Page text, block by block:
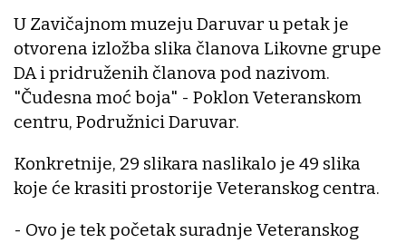
U Zavičajnom muzeju Daruvar u petak je
otvorena izložba slika članova Likovne grupe
DA i pridruženih članova pod nazivom.
"Čudesna moć boja" - Poklon Veteranskom
centru, Podružnici Daruvar.
Konkretnije, 29 slikara naslikalo je 49 slika
koje će krasiti prostorije Veteranskog centra.
- Ovo je tek početak suradnje Veteranskog